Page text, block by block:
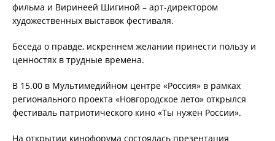
фильма и Виринеей Шигиной – арт-директором
художественных выставок фестиваля.
Беседа о правде, искреннем желании принести пользу и
ценностях в трудные времена.
В 15.00 в Мультимедийном центре «Россия» в рамках
регионального проекта «Новгородское лето» открылся
фестиваль патриотического кино «Ты нужен России».
На открытии кинофорума состоялась презентация